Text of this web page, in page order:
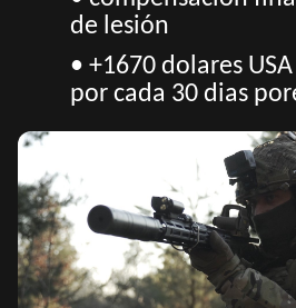
de lesión
• +1670 dolares
por cada 30 dias